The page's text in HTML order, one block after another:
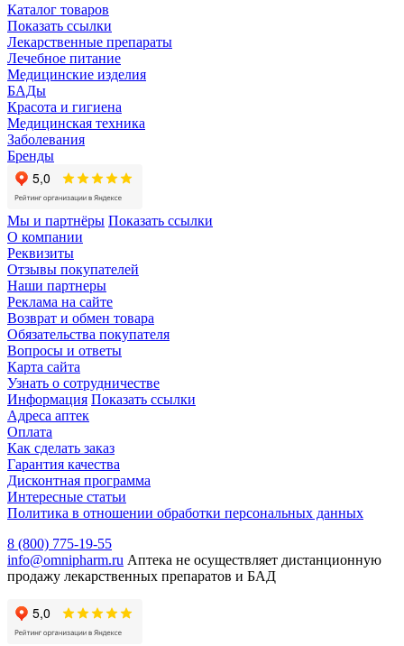
Каталог товаров
Показать ссылки
Лекарственные препараты
Лечебное питание
Медицинские изделия
БАДы
Красота и гигиена
Медицинская техника
Заболевания
Бренды
Мы и партнёры Показать ссылки
О компании
Реквизиты
Отзывы покупателей
Наши партнеры
Реклама на сайте
Возврат и обмен товара
Обязательства покупателя
Вопросы и ответы
Карта сайта
Узнать о сотрудничестве
Информация Показать ссылки
Адреса аптек
Оплата
Как сделать заказ
Гарантия качества
Дисконтная программа
Интересные статьи
Политика в отношении обработки персональных данных
8 (800) 775-19-55
info@omnipharm.ru Аптека не осуществляет дистанционную
продажу лекарственных препаратов и БАД